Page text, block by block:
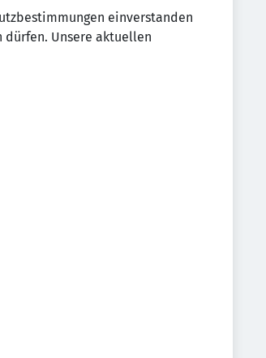
einverstanden
dürfen. Unsere aktuellen